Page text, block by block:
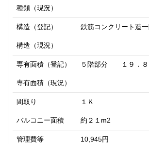
種類（現況）
構造（登記） 鉄筋コンクリート造
構造（現況）
専有面積（登記） ５階部分 １９．８
専有面積（現況）
間取り １Ｋ
バルコニー面積 約２１m2
管理費等 10,945円